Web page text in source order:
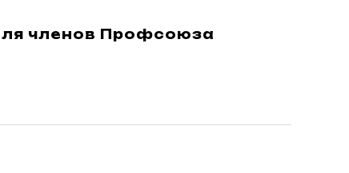
членов Профсоюза